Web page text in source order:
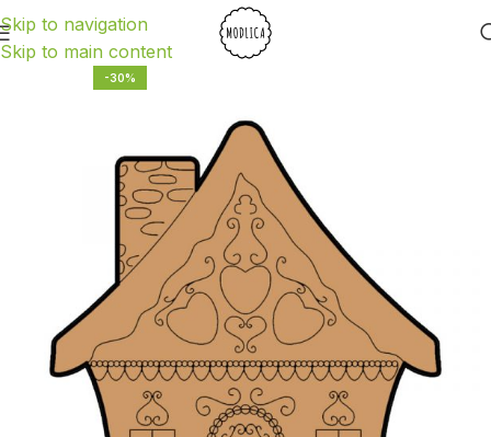
Skip to navigation
Skip to main content
-30%